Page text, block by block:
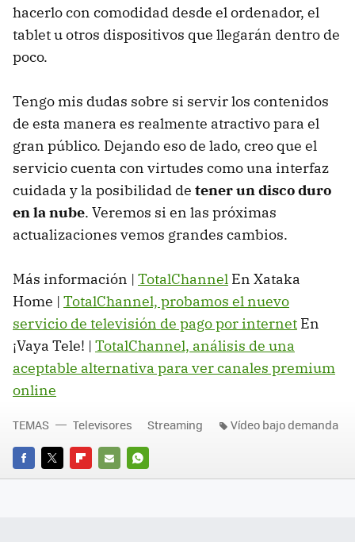
hacerlo con comodidad desde el ordenador, el
tablet u otros dispositivos que llegarán dentro de
poco.
Tengo mis dudas sobre si servir los contenidos
de esta manera es realmente atractivo para el
gran público. Dejando eso de lado, creo que el
servicio cuenta con virtudes como una interfaz
cuidada y la posibilidad de tener un disco duro
en la nube. Veremos si en las próximas
actualizaciones vemos grandes cambios.
Más información | TotalChannel En Xataka
Home | TotalChannel, probamos el nuevo
servicio de televisión de pago por internet En
¡Vaya Tele! | TotalChannel, análisis de una
aceptable alternativa para ver canales premium
online
FACEBOOK
TWITTERFLIPBOARD
E-
WHATSAPP
TEMAS Televisores Streaming Vídeo bajo demanda